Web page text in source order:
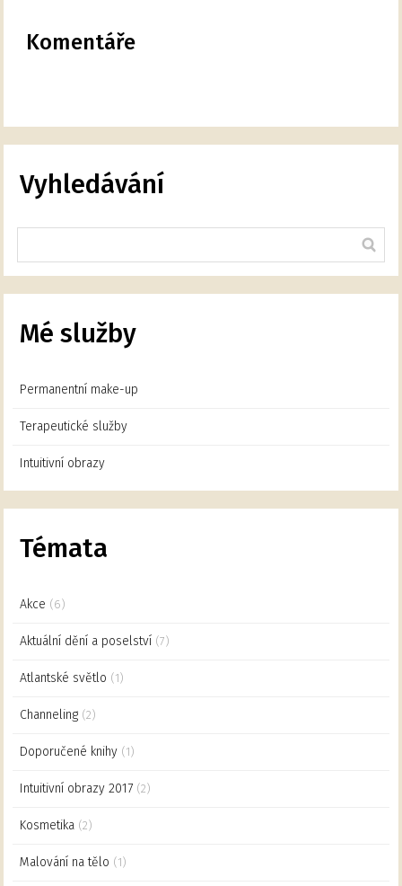
Komentáře
Vyhledávání
Mé služby
Permanentní make-up
Terapeutické služby
Intuitivní obrazy
Témata
Akce (6)
Aktuální dění a poselství (7)
Atlantské světlo (1)
Channeling (2)
Doporučené knihy (1)
Intuitivní obrazy 2017 (2)
Kosmetika (2)
Malování na tělo (1)